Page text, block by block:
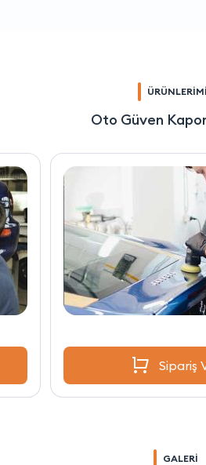
Oto Güven
Sipariş
GALERİ